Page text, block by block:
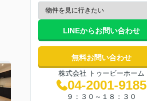
LINEからお問い合わせ
無料お問い合わせ
株式会社 トゥービーホーム
04-2001-9185
９：３０～１８：３０